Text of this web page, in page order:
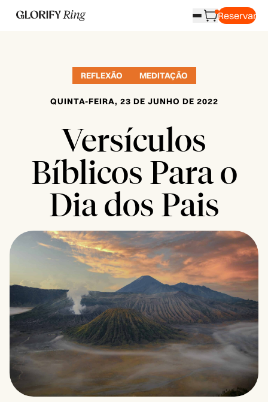
Reservar
REFLEXÃO MEDITAÇÃO
QUINTA-FEIRA, 23 DE JUNHO DE 2022
Versículos
Bíblicos Para o
Dia dos Pais